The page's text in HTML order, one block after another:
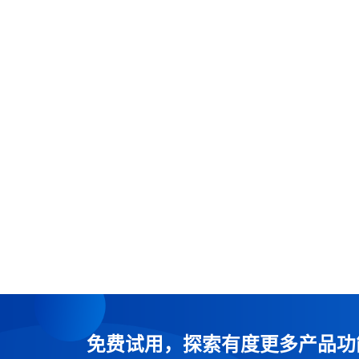
免费试用，探索有度更多产品